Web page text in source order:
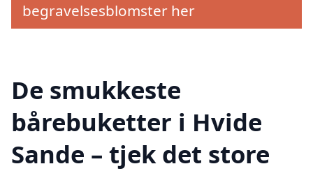
begravelsesblomster her
De smukkeste
bårebuketter i Hvide
Sande – tjek det store